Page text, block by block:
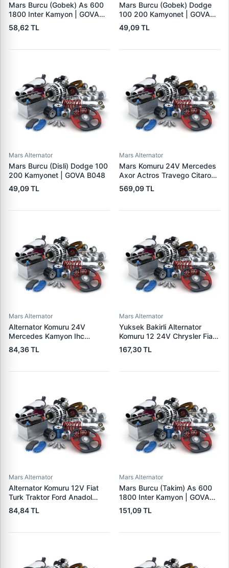
Mars Burcu (Gobek) As 600
1800 Inter Kamyon | GOVA
B054
58,62 TL
Mars Burcu (Gobek) Dodge
100 200 Kamyonet | GOVA
B051
49,09 TL
Mars Alternator
Mars Burcu (Disli) Dodge 100
200 Kamyonet | GOVA B048
49,09 TL
Mars Alternator
Mars Komuru 24V Mercedes
Axor Actros Travego Citaro
Tourismo | MEGA K 008 |
OEM K-008
569,09 TL
Mars Alternator
Alternator Komuru 24V
Mercedes Kamyon Ihc
Magirus MAN Saab Scania
Iveco | MEGA BX 202 | OEM
84,36 TL
Mars Alternator
Yuksek Bakirli Alternator
Komuru 12 24V Chrysler Fiat
Ford Otoyol Iveco | MEGA JX
30-31SCU | OEM 749 904 31
167,30 TL
Mars Alternator
Alternator Komuru 12V Fiat
Turk Traktor Ford Anadol
Otokar Otoyol Iveco | MEGA
A 125 | OEM A125
84,84 TL
Mars Alternator
Mars Burcu (Takim) As 600
1800 Inter Kamyon | GOVA
B053-054-055
151,09 TL